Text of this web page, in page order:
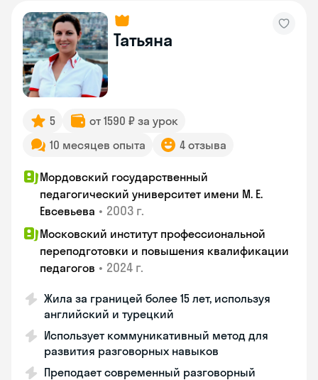
Татьяна
5
от 1590 ₽ за урок
10 месяцев опыта
4 отзыва
Мордовский государственный
педагогический университет имени М. Е.
Евсевьева • 2003 г.
Московский институт профессиональной
переподготовки и повышения квалификации
педагогов • 2024 г.
Жила за границей более 15 лет, используя
английский и турецкий
Использует коммуникативный метод для
развития разговорных навыков
Преподает современный разговорный